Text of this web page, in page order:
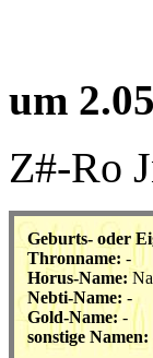
um
Z#-Ro
Geburts- oder
Thronname: -
Horus-Name:
Nebti-Name: -
Gold-Name:-
sonstige Namen: